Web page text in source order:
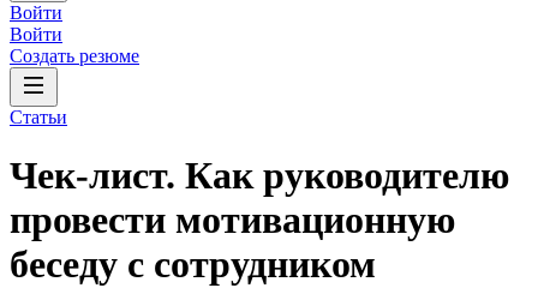
Войти
Войти
Создать резюме
Статьи
Чек-лист. Как руководителю
провести мотивационную
беседу с сотрудником